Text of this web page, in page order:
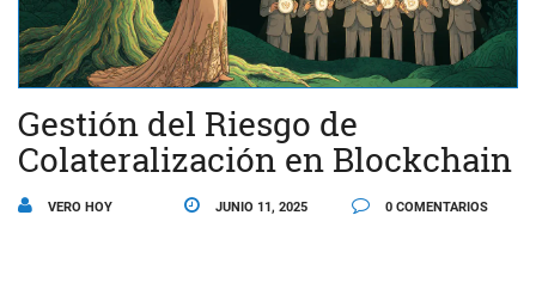
Gestión del Riesgo de
Colateralización en Blockchain
VERO HOY JUNIO 11, 2025 0 COMENTARIOS